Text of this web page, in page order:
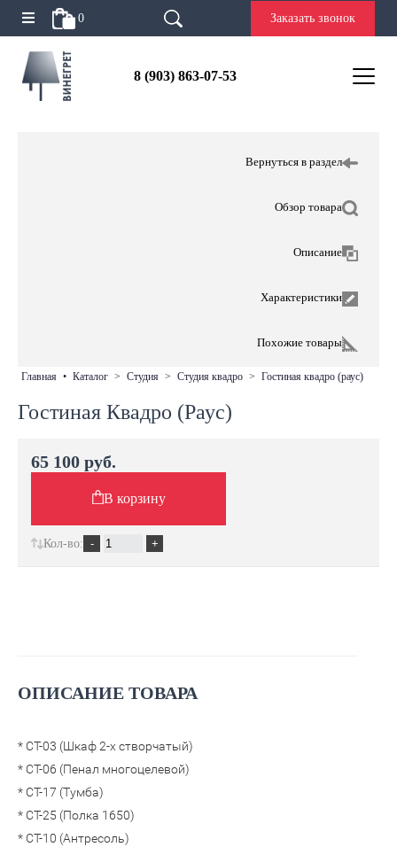
0 Заказать звонок
8 (903) 863-07-53
Вернуться в раздел
Обзор товара
Описание
Характеристики
Похожие товары
главная • каталог > студия > студия квадро > гостиная квадро (раус)
Гостиная Квадро (Раус)
ОПИСАНИЕ ТОВАРА
* СТ-03 (Шкаф 2-х створчатый)
* СТ-06 (Пенал многоцелевой)
* СТ-17 (Тумба)
* СТ-25 (Полка 1650)
* СТ-10 (Антресоль)
65 100 руб.
В корзину
Кол-во: